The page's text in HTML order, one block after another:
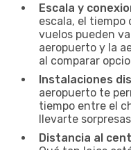
Escala y
escala, el
vuelos pueden
aeropuerto y la
al comparar
Instalaciones
aeropuerto te
tiempo entre el
llevarte
Distancia al